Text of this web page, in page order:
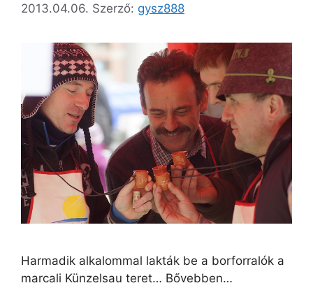
2013.04.06. Szerző: gysz888
Harmadik alkalommal lakták be a borforralók a
marcali Künzelsau teret… Bővebben…